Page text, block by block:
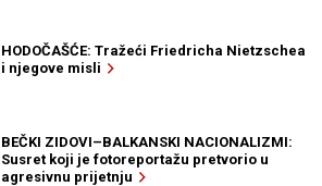
HODOČAŠĆE: Tražeći Friedricha Nietzschea
i njegove misli
BEČKI ZIDOVI–BALKANSKI NACIONALIZMI:
Susret koji je fotoreportažu pretvorio u
agresivnu prijetnju